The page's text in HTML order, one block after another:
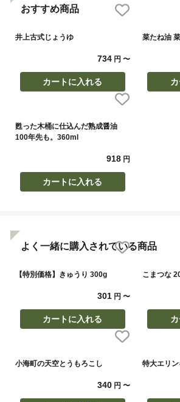
おすすめ商品
井上古式じょうゆ
734円 〜
カートに入れる
菜たね油
甦った木桶に仕込んだ熟成醤油
100年先も。360ml
918円
カートに入れる
よく一緒に購入されている商品
【特別価格】きゅうり 300g
301円 〜
カートに入れる
こまつな
小海町の天空とうもろこし
340円 〜
特大エリ